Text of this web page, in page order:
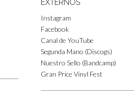
EXTERNOS
Instagram
Facebook
Canal de YouTube
Segunda Mano (Discogs)
Nuestro Sello (Bandcamp)
Gran Price Vinyl Fest